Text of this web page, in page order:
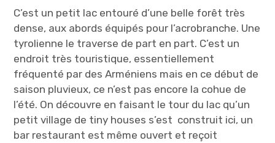
C’est un petit lac entouré d’une belle forêt très
dense, aux abords équipés pour l’acrobranche. Une
tyrolienne le traverse de part en part. C’est un
endroit très touristique, essentiellement
fréquenté par des Arméniens mais en ce début de
saison pluvieux, ce n’est pas encore la cohue de
l’été. On découvre en faisant le tour du lac qu’un
petit village de tiny houses s’est construit ici, un
bar restaurant est même ouvert et reçoit